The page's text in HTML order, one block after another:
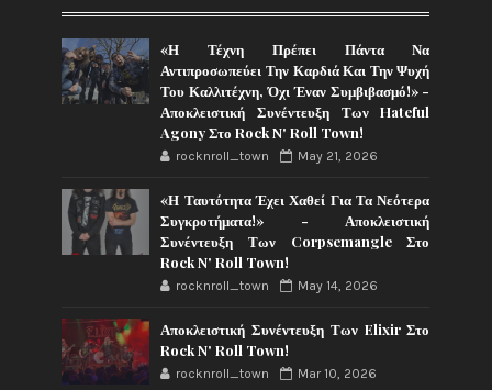
«Η Τέχνη Πρέπει Πάντα Να
Αντιπροσωπεύει Την Καρδιά Και Την Ψυχή
Του Καλλιτέχνη, Όχι Έναν Συμβιβασμό!» -
Αποκλειστική Συνέντευξη Των Hateful
Agony Στο Rock N' Roll Town!
rocknroll_town May 21, 2026
«Η Ταυτότητα Έχει Χαθεί Για Τα Νεότερα
Συγκροτήματα!» - Αποκλειστική
Συνέντευξη Των Corpsemangle Στο
Rock N' Roll Town!
rocknroll_town May 14, 2026
Αποκλειστική Συνέντευξη Των Elixir Στο
Rock N' Roll Town!
rocknroll_town Mar 10, 2026